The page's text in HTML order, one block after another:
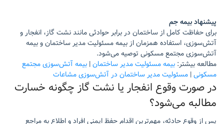
پیشنهاد بیمه جم
برای حفاظت کامل از ساختمان در برابر حوادثی مانند نشت گاز، انفجار و
آتش‌سوزی، استفاده همزمان از بیمه مسئولیت مدیر ساختمان و بیمه
آتش‌سوزی مجتمع مسکونی توصیه می‌شود.
مطالعه بیشتر: بیمه مسئولیت مدیر ساختمان| بیمه آتش‌سوزی مجتمع
مسکونی| مسئولیت مدیر ساختمان در آتش‌سوزی مشاعات
در صورت وقوع انفجار یا نشت گاز چگونه خسارت
مطالبه می‌شود؟
پس از وقوع حادثه، مهم‌ترین اقدام حفظ ایمنی افراد و اطلاع به مراجع